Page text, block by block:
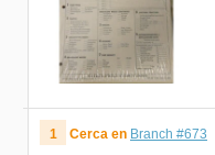
1 Cerca en Branch #673